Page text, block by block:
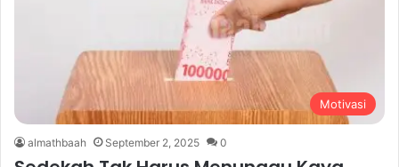
Motivasi
almathbaah September 2, 2025 0